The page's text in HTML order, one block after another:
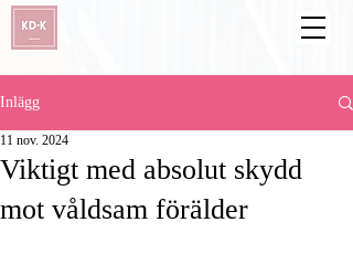
Inlägg
Viktigt med absolut skydd
mot våldsam förälder
11 nov. 2024